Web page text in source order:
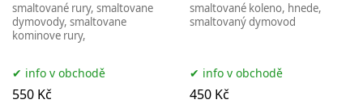
smaltované rury, smaltovane
dymovody, smaltovane
kominove rury,
info v obchodě
550 Kč
smaltované koleno, hnede,
smaltovaný dymovod
info v obchodě
450 Kč